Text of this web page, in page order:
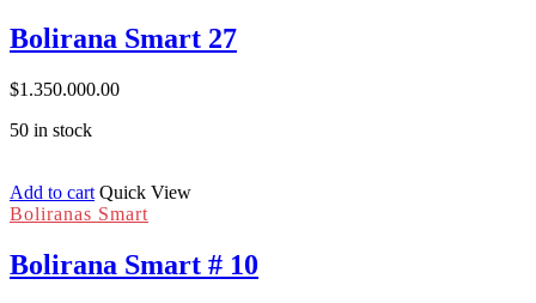
Bolirana Smart 27
$1.350.000.00
50 in stock
Add to cart Quick View
Boliranas Smart
Bolirana Smart # 10